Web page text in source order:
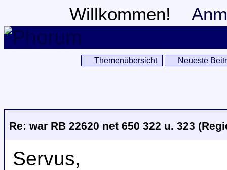
Willkommen!
Themenübersicht Neueste
Re: war RB 22620 net 650 322 u. 323
Servus,